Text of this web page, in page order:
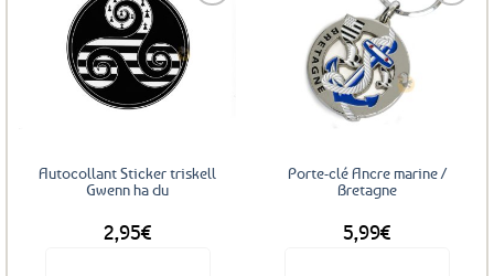
Ajouter
Autocollant Sticker triskell
Gwenn ha du
2,95€
Porte-clé Ancre marine /
Bretagne
5,99€